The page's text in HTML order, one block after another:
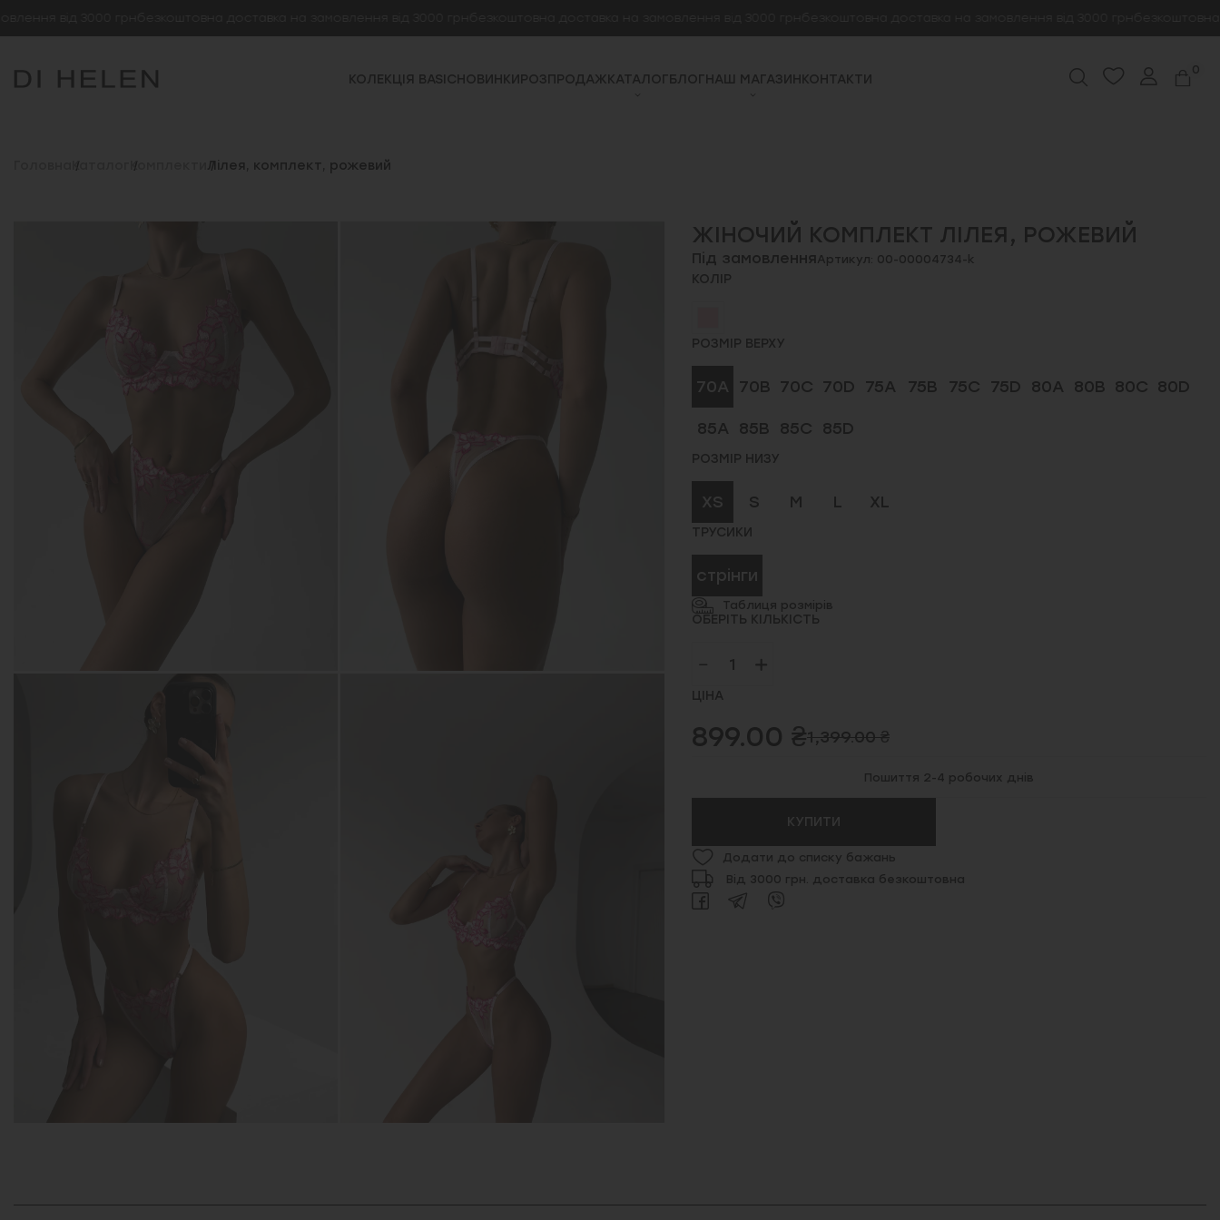
КОЛЕКЦІЯ BASICНОВИНКИРОЗПРОДАЖКАТАЛОГБЛОГНАШ МАГАЗИНКОНТАКТИ
0
Каталог Комплекти Лілея, комплект, рожевий
ЖІНОЧИЙ КОМПЛЕКТ ЛІЛЕЯ, РОЖЕВИЙ
Під замовлення Артикул: 00-00004734-k
КОЛІР
РОЗМІР ВЕРХУ
70A 70B 70C 70D 75A 75B 75C 75D 80A 80B 80C 80D
85A 85B 85C 85D
РОЗМІР НИЗУ
XS S M L XL
ТРУСИКИ
стрінги
Таблиця розмірів
ОБЕРІТЬ КІЛЬКІСТЬ
ЦІНА
899.00 ₴1,399.00 ₴
Пошиття 2-4 робочих днів
КУПИТИ
Додати до списку бажань
Від 3000 грн. доставка безкоштовна